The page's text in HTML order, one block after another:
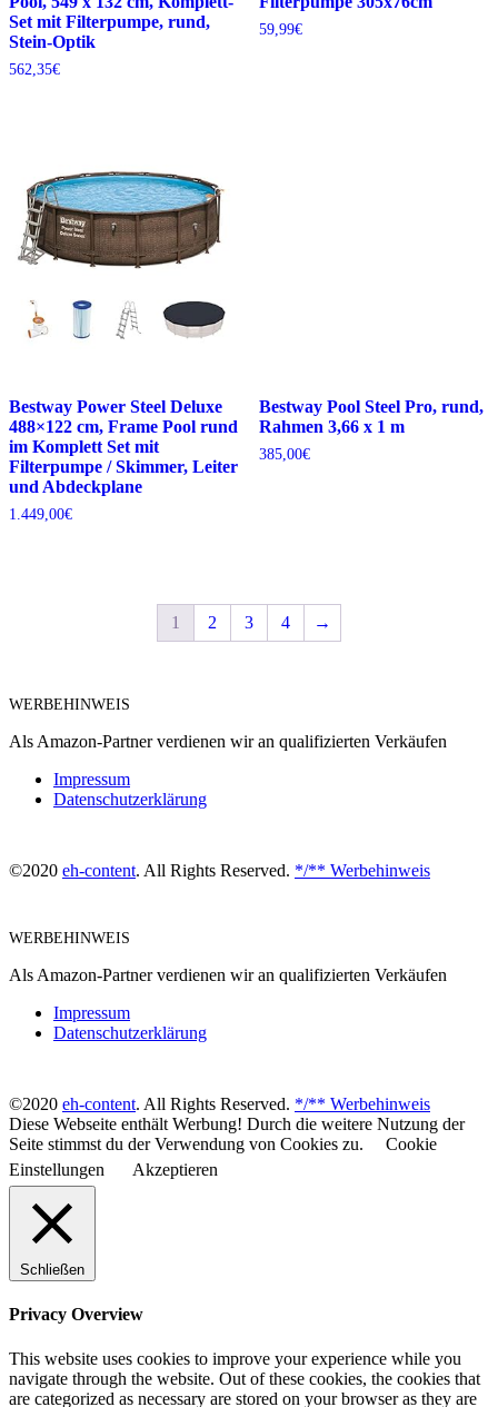
Set mit Filterpumpe, rund,
Stein-Optik
562,35€
59,99€
Bestway Power Steel Deluxe
488×122 cm, Frame Pool rund
im Komplett Set mit
Filterpumpe / Skimmer, Leiter
und Abdeckplane
1.449,00€
Bestway Pool Steel Pro, rund,
Rahmen 3,66 x 1 m
385,00€
1 2 3 4 →
WERBEHINWEIS
Als Amazon-Partner verdienen wir an qualifizierten Verkäufen
Impressum
Datenschutzerklärung
©2020 eh-content. All Rights Reserved. */** Werbehinweis
WERBEHINWEIS
Als Amazon-Partner verdienen wir an qualifizierten Verkäufen
Impressum
Datenschutzerklärung
©2020 eh-content. All Rights Reserved. */** Werbehinweis
Diese Webseite enthält Werbung! Durch die weitere Nutzung der
Seite stimmst du der Verwendung von Cookies zu.
Cookie
Einstellungen
Akzeptieren
Schließen
Privacy Overview
This website uses cookies to improve your experience while you
navigate through the website. Out of these cookies, the cookies that
are categorized as necessary are stored on your browser as they are